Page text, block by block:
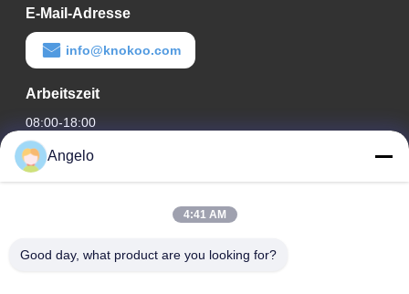
E-Mail-Adresse
info@knokoo.com
Arbeitszeit
08:00-18:00
Unsere Adresse
Zimmer 1508, Taojing Business Building, Minbao Road,
Guangdong
Angelo
4:41 AM
Good day, what product are you looking for?